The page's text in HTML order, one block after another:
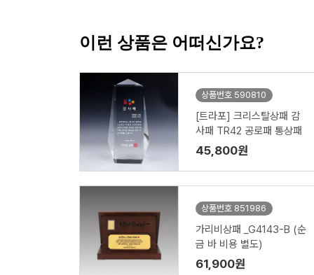
이런 상품은 어떠신가요?
상품번호 590810
[트라포] 크리스탈상패 감
사패 TR42 공로패 통상패
45,800원
상품번호 851986
가리비상패 _G4143-B (순
금 바 비용 별도)
61,900원